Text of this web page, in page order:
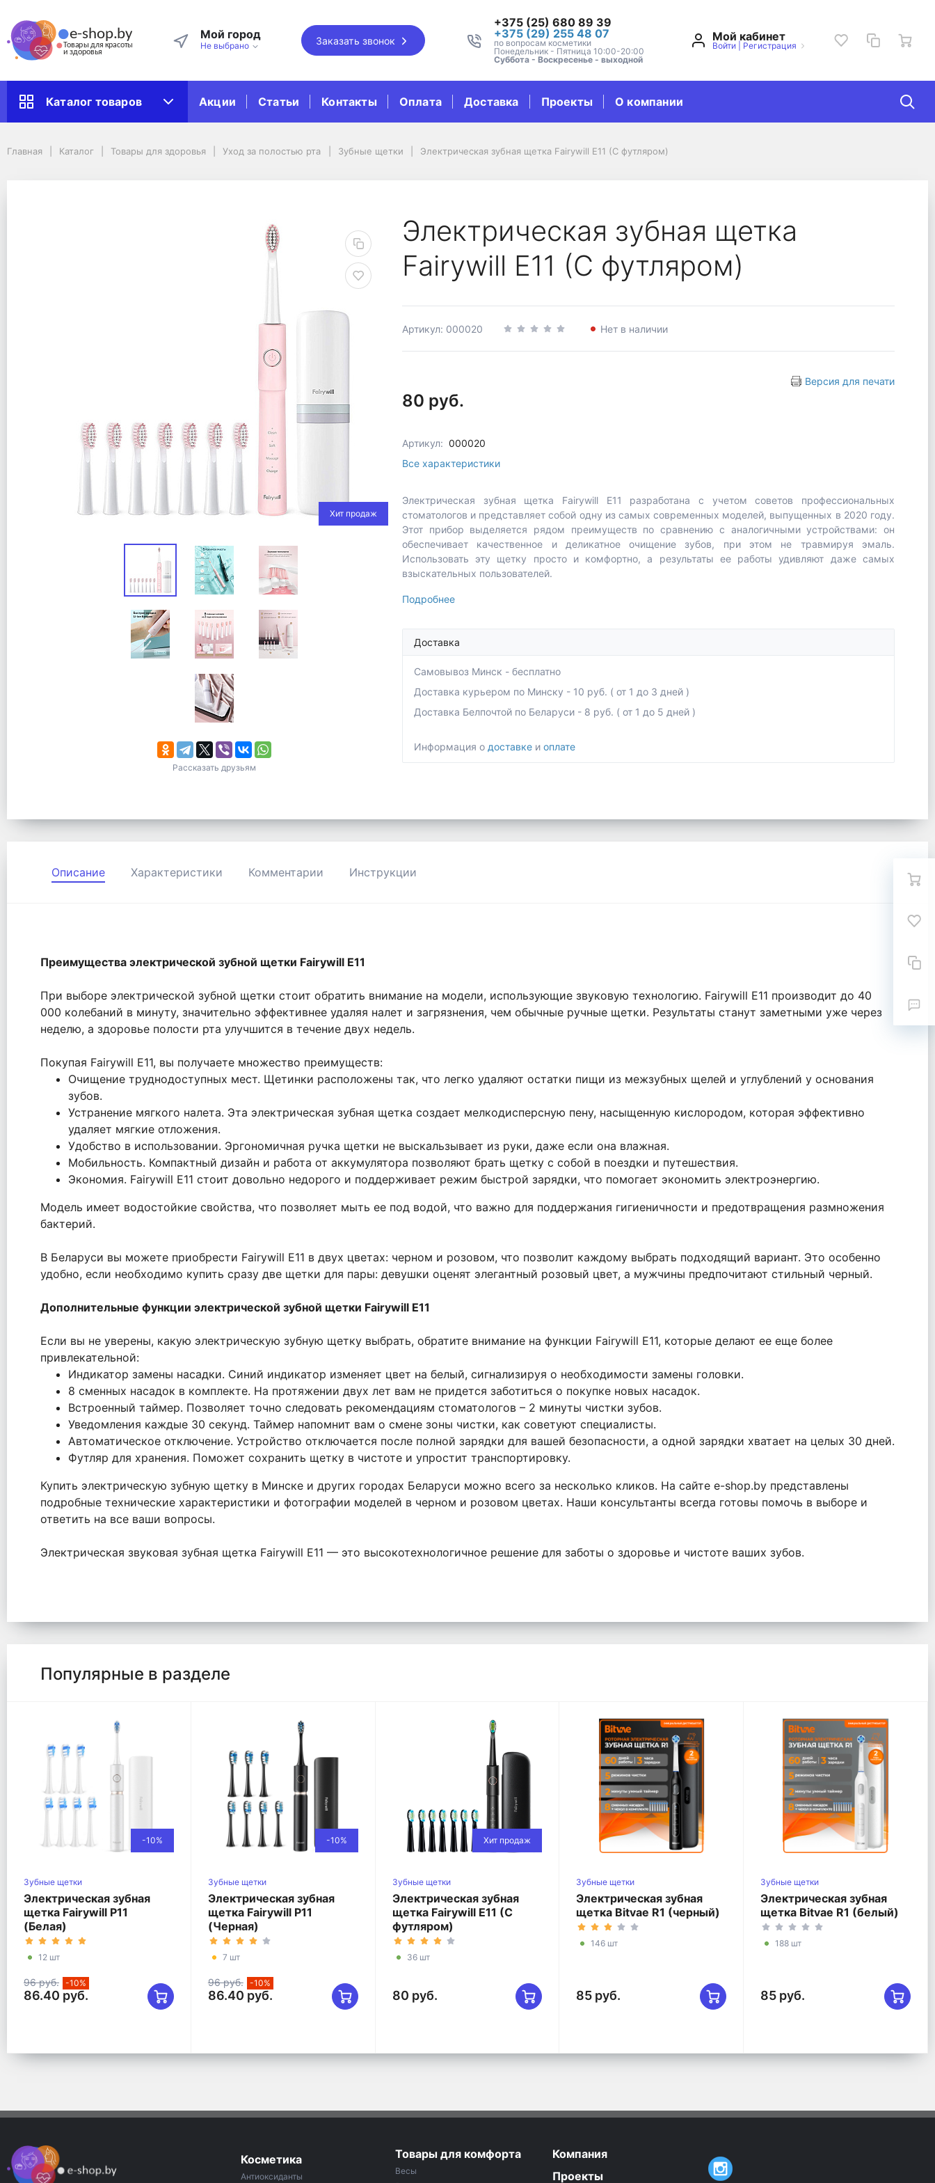
Мой город
Не выбрано Заказать звонок
+375 (25) 680 89 39
+375 (29) 255 48 07
по вопросам косметики
Понедельник - Пятница 10:00-20:00
Суббота - Воскресенье - выходной
Мой кабинет
Войти| Регистрация
Каталог товаров Акции Статьи Контакты Оплата Доставка Проекты О компании
Главная
Уход за полостью рта
Зубные щетки
Главная Каталог Товары для здоровья Уход за полостью рта Зубные щетки Электрическая зубная щетка Fairywill E11 (C футляром)
Хит продаж
Рассказать друзьям
Электрическая зубная щетка
Fairywill E11 (C футляром)
Артикул: 000020 Нет в наличии
Версия для печати
80 руб.
Артикул: 000020
Все характеристики
Электрическая зубная щетка Fairywill E11 разработана с учетом советов профессиональных
стоматологов и представляет собой одну из самых современных моделей, выпущенных в 2020 году.
Этот прибор выделяется рядом преимуществ по сравнению с аналогичными устройствами: он
обеспечивает качественное и деликатное очищение зубов, при этом не травмируя эмаль.
Использовать эту щетку просто и комфортно, а результаты ее работы удивляют даже самых
взыскательных пользователей.
Подробнее
Доставка
Самовывоз Минск - бесплатно
Доставка курьером по Минску - 10 руб. ( от 1 до 3 дней )
Доставка Белпочтой по Беларуси - 8 руб. ( от 1 до 5 дней )
Информация о доставке и оплате
Описание Характеристики Комментарии Инструкции
Преимущества электрической зубной щетки Fairywill E11
При выборе электрической зубной щетки стоит обратить внимание на модели, использующие звуковую технологию. Fairywill E11 производит до 40
000 колебаний в минуту, значительно эффективнее удаляя налет и загрязнения, чем обычные ручные щетки. Результаты станут заметными уже через
неделю, а здоровье полости рта улучшится в течение двух недель.
Покупая Fairywill E11, вы получаете множество преимуществ:
Очищение труднодоступных мест. Щетинки расположены так, что легко удаляют остатки пищи из межзубных щелей и углублений у основания
зубов.
Устранение мягкого налета. Эта электрическая зубная щетка создает мелкодисперсную пену, насыщенную кислородом, которая эффективно
удаляет мягкие отложения.
Удобство в использовании. Эргономичная ручка щетки не выскальзывает из руки, даже если она влажная.
Мобильность. Компактный дизайн и работа от аккумулятора позволяют брать щетку с собой в поездки и путешествия.
Экономия. Fairywill E11 стоит довольно недорого и поддерживает режим быстрой зарядки, что помогает экономить электроэнергию.
Модель имеет водостойкие свойства, что позволяет мыть ее под водой, что важно для поддержания гигиеничности и предотвращения размножения
бактерий.
В Беларуси вы можете приобрести Fairywill E11 в двух цветах: черном и розовом, что позволит каждому выбрать подходящий вариант. Это особенно
удобно, если необходимо купить сразу две щетки для пары: девушки оценят элегантный розовый цвет, а мужчины предпочитают стильный черный.
Дополнительные функции электрической зубной щетки Fairywill E11
Если вы не уверены, какую электрическую зубную щетку выбрать, обратите внимание на функции Fairywill E11, которые делают ее еще более
привлекательной:
Индикатор замены насадки. Синий индикатор изменяет цвет на белый, сигнализируя о необходимости замены головки.
8 сменных насадок в комплекте. На протяжении двух лет вам не придется заботиться о покупке новых насадок.
Встроенный таймер. Позволяет точно следовать рекомендациям стоматологов – 2 минуты чистки зубов.
Уведомления каждые 30 секунд. Таймер напомнит вам о смене зоны чистки, как советуют специалисты.
Автоматическое отключение. Устройство отключается после полной зарядки для вашей безопасности, а одной зарядки хватает на целых 30 дней.
Футляр для хранения. Поможет сохранить щетку в чистоте и упростит транспортировку.
Купить электрическую зубную щетку в Минске и других городах Беларуси можно всего за несколько кликов. На сайте e-shop.by представлены
подробные технические характеристики и фотографии моделей в черном и розовом цветах. Наши консультанты всегда готовы помочь в выборе и
ответить на все ваши вопросы.
Электрическая звуковая зубная щетка Fairywill E11 — это высокотехнологичное решение для заботы о здоровье и чистоте ваших зубов.
Популярные в разделе
-10%
Зубные щетки
Электрическая зубная
щетка Fairywill P11
(Белая)
12 шт
96 руб. -10%
86.40 руб.
-10%
Зубные щетки
Электрическая зубная
щетка Fairywill P11
(Черная)
7 шт
96 руб. -10%
86.40 руб.
Хит продаж
Зубные щетки
Электрическая зубная
щетка Fairywill E11 (C
футляром)
36 шт
80 руб.
Зубные щетки
Электрическая зубная
щетка Bitvae R1 (черный)
146 шт
85 руб.
Зубные щетки
Электрическая зубная
щетка Bitvae R1 (белый)
188 шт
85 руб.
Косметика
Антиоксиданты
Товары для комфорта
Весы
Компания
Проекты